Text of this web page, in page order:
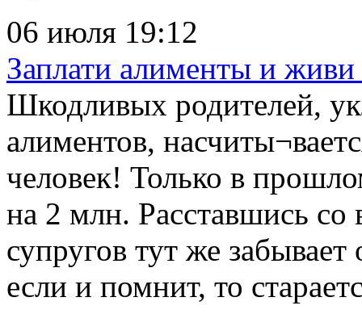
06 июля 19:12
Заплати алименты и живи
Шкодливых родителей,
алиментов,
человек! Только в
на 2 млн. Расставшись со
супругов тут же
если и помнит, то